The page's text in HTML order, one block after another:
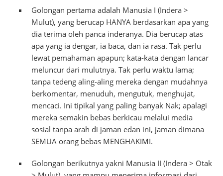
Golongan pertama adalah Manusia I (Indera >
Mulut), yang berucap HANYA berdasarkan apa yang
dia terima oleh panca inderanya. Dia berucap atas
apa yang ia dengar, ia baca, dan ia rasa. Tak perlu
lewat pemahaman apapun; kata-kata dengan lancar
meluncur dari mulutnya. Tak perlu waktu lama;
tanpa tedeng aling-aling mereka dengan mudahnya
berkomentar, menuduh, mengutuk, menghujat,
mencaci. Ini tipikal yang paling banyak Nak; apalagi
mereka semakin bebas berkicau melalui media
sosial tanpa arah di jaman edan ini, jaman dimana
SEMUA orang bebas MENGHAKIMI.
Golongan berikutnya yakni Manusia II (Indera > Otak